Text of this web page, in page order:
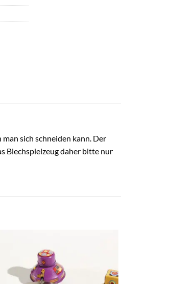
sich schneiden kann. Der
Blechspielzeug daher bitte nur